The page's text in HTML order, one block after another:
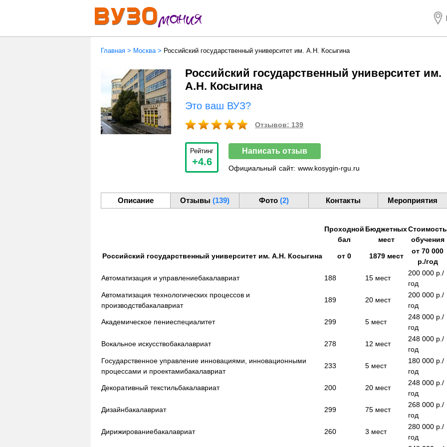
Главная > Москва> Российский государственный университет им. А.Н. Косыгина
Российский государственный университет им.
А.Н. Косыгина
Это ваш ВУЗ?
Отзывов: 139
Рейтинг
+4.6
Написать отзыв
Официальный сайт: www.kosygin-rgu.ru
Описание Отзывы(139) Фото(2) Контакты Мероприятия
Проходной
бал
Бюджетных
мест
Стоимость
обучения
Российский государственный университет им. А.Н. Косыгина от 0 1879 мест
от 70 000
р./год
Автоматизация и управлениебакалавриат 188 15 мест
200 000 р./
год
Автоматизация технологических процессов и
производствбакалавриат
189 20 мест
200 000 р./
год
Академическое пениеспециалитет 299 5 мест
248 000 р./
год
Вокальное искусствобакалавриат 278 12 мест
248 000 р./
год
Государственное управление инновациями, инновационными
процессами и проектамибакалавриат
233 5 мест
180 000 р./
год
Декоративный текстильбакалавриат 200 20 мест
248 000 р./
год
Дизайнбакалавриат 299 75 мест
268 000 р./
год
Дирижированиебакалавриат 260 3 мест
280 000 р./
год